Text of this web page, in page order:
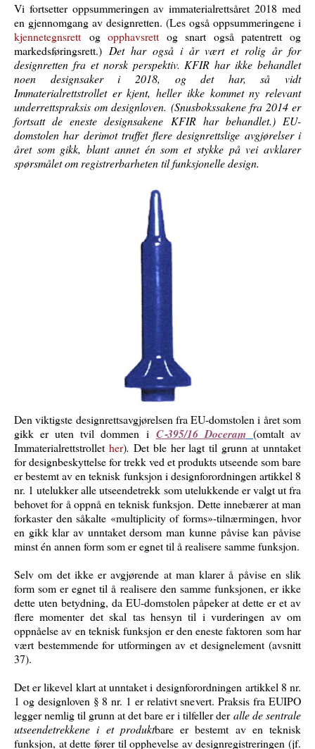
Vi fortsetter oppsummeringen av immaterialrettsåret 2018 med
en gjennomgang av designretten. (Les også oppsummeringene i
kjennetegnsrett ogopphavsrett og snart også patentrett og
markedsføringsrett.) Det har også i år vært et rolig år for
designretten fra et norsk perspektiv. KFIR har ikke behandlet
noen designsaker i 2018, og det har, så vidt
Immaterialrettstrollet er kjent, heller ikke kommet ny relevant
underrettspraksis om designloven. (Snusbokssakene fra 2014 er
fortsatt de eneste designsakene KFIR har behandlet.) EU-
domstolen har derimot truffet flere designrettslige avgjørelser i
året som gikk, blant annet én som et stykke på vei avklarer
spørsmålet om registrerbarheten til funksjonelle design.
Den viktigste designrettsavgjørelsen fra EU-domstolen i året som
gikk er uten tvil dommen i C‑395/16 Doceram (omtalt av
Immaterialrettstrollet her).Det ble her lagt til grunn at unntaket
for designbeskyttelse for trekk ved et produkts utseende som bare
er bestemt av en teknisk funksjon i designforordningen artikkel 8
nr. 1 utelukker alle utseendetrekk som utelukkende er valgt ut fra
behovet for å oppnå en teknisk funksjon. Dette innebærer at man
forkaster den såkalte «multiplicity of forms»-tilnærmingen, hvor
en gikk klar av unntaket dersom man kunne påvise kan påvise
minst én annen form som er egnet til å realisere samme funksjon.
Selv om det ikke er avgjørende at man klarer å påvise en slik
form som er egnet til å realisere den samme funksjonen, er ikke
dette uten betydning, da EU-domstolen påpeker at dette er et av
flere momenter det skal tas hensyn til i vurderingen av om
oppnåelse av en teknisk funksjon er den eneste faktoren som har
vært bestemmende for utformingen av et designelement (avsnitt
37).
Det er likevel klart at unntaket i designforordningen artikkel 8 nr.
1 og designloven § 8 nr. 1 er relativt snevert. Praksis fra EUIPO
legger nemlig til grunn at det bare er i tilfeller deralle de sentrale
utseendetrekkene i et produktbare er bestemt av en teknisk
funksjon, at dette fører til opphevelse av designregistreringen (jf.